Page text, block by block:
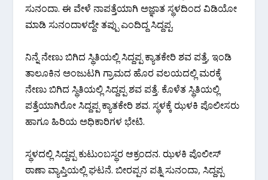
ಸುನಂದಾ. ಈ ವೇಳೆ ನಾಪತ್ತೆಯಾಗಿ ಅಜ್ಞಾತ ಸ್ಥಳದಿಂದ ವಿಡಿಯೋ
ಮಾಡಿ ಸುನಂದಾಳದ್ದೇ ತಪ್ಪು ಎಂದಿದ್ದ ಸಿದ್ದಪ್ಪ.
ನಿನ್ನೆ ನೇಣು ಬಿಗಿದ ಸ್ಥಿತಿಯಲ್ಲಿ ಸಿದ್ದಪ್ಪ ಕ್ಯಾತಕೇರಿ ಶವ ಪತ್ತೆ, ಇಂಡಿ
ತಾಲೂಕಿನ ಅಂಜುಟಗಿ ಗ್ರಾಮದ ಹೊರ ವಲಯದಲ್ಲಿ ಮರಕ್ಕೆ
ನೇಣು ಬಿಗಿದ ಸ್ಥಿತಿಯಲ್ಲಿ ಸಿದ್ದಪ್ಪ ಶವ ಪತ್ತೆ. ಕೊಳೆತ ಸ್ಥಿತಿಯಲ್ಲಿ
ಪತ್ತೆಯಾಗಿರೋ ಸಿದ್ದಪ್ಪ ಕ್ಯಾತಕೇರಿ ಶವ. ಸ್ಥಳಕ್ಕೆ ಝಳಕಿ ಪೊಲೀಸರು
ಹಾಗೂ ಹಿರಿಯ ಅಧಿಕಾರಿಗಳ ಭೇಟಿ.
ಸ್ಥಳದಲ್ಲಿ ಸಿದ್ದಪ್ಪ ಕುಟುಂಬಸ್ಥರ ಆಕ್ರಂದನ. ಝಳಕಿ ಪೊಲೀಸ್
ಠಾಣಾ ವ್ಯಾಪ್ತಿಯಲ್ಲಿ ಘಟನೆ. ಬೀರಪ್ಪನ ಪತ್ನಿ ಸುನಂದಾ, ಸಿದ್ದಪ್ಪ